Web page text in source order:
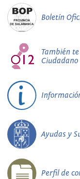
Boletín
También
Ciudadano
Ayudas y
Perfil de